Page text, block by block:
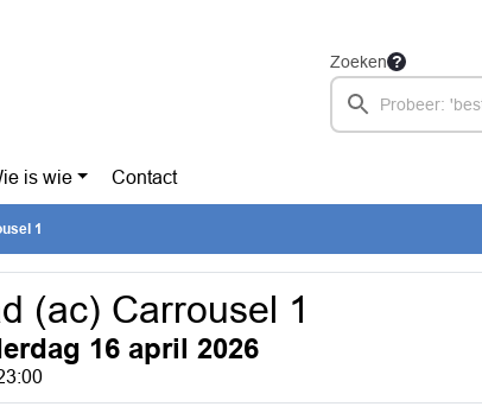
Zoeken
is wie Contact
1
(ac) Carrousel 1
16 april 2026